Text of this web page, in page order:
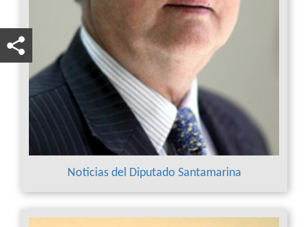
Noticias del Diputado Santamarina